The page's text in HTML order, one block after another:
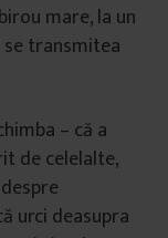
mare, la un
transmitea
– că a
de celelalte,
urci deasupra